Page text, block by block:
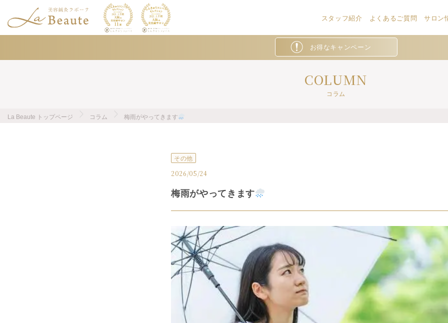
スタッフ紹介 よくあるご質問 サロン
お得なキャンペーン
COLUMN
コラム
La Beaute トップページ コラム 梅雨がやってきます
その他
2026/05/24
梅雨がやってきます